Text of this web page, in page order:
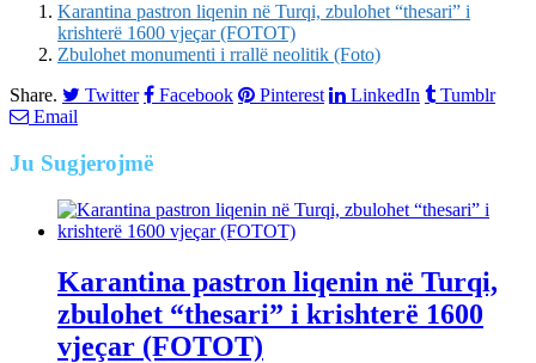
Karantina pastron liqenin në Turqi, zbulohet “thesari” i
krishterë 1600 vjeçar (FOTOT)
Zbulohet monumenti i rrallë neolitik (Foto)
Share.
Twitter Facebook Pinterest LinkedIn
Tumblr
Email
Ju Sugjerojmë
Karantina pastron liqenin në Turqi,
zbulohet “thesari” i krishterë 1600
vjeçar (FOTOT)